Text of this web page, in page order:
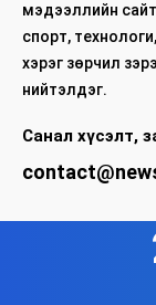
мэдээллийн
спорт,
хэрэг зөрчил
нийтэлдэг.
Санал хүсэлт,